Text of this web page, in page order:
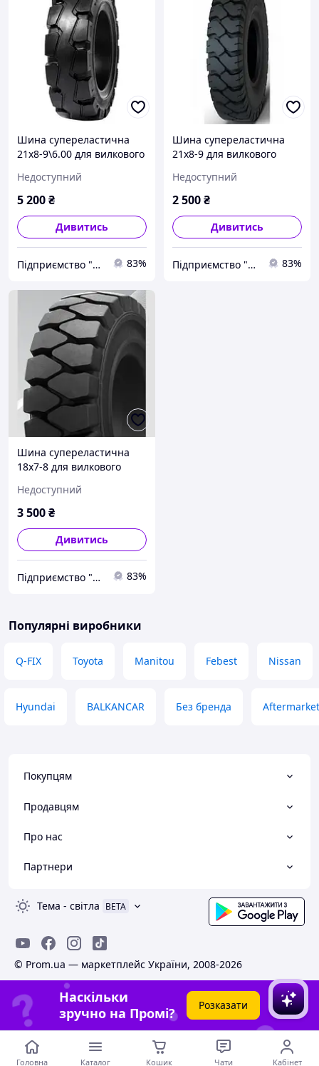
Шина супереластична
21х8-9\6.00 для вилкового
Недоступний
5 200₴
Дивитись
Підприємство "Стандарт" 83%
Шина супереластична
21х8-9 для вилкового
Недоступний
2 500₴
Дивитись
Підприємство "Стандарт" 83%
Шина супереластична
18х7-8 для вилкового
Недоступний
3 500₴
Дивитись
Підприємство "Стандарт" 83%
Популярні виробники
Q-FIX Toyota Manitou Febest Nissan
Hyundai BALKANCAR Без бренда Aftermarket
Покупцям
Продавцям
Про нас
Партнери
Тема - світла BETA
© Prom.ua — маркетплейс України, 2008-2026
Наскільки
зручно на Промі?
Розказати
Головна Каталог Кошик Чати Кабінет